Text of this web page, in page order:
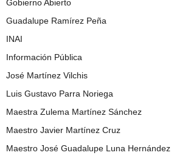
Gobierno Abierto
Guadalupe Ramírez Peña
INAI
Información Pública
José Martínez Vilchis
Luis Gustavo Parra Noriega
Maestra Zulema Martínez Sánchez
Maestro Javier Martínez Cruz
Maestro José Guadalupe Luna Hernández